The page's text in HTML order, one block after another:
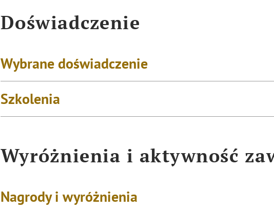
Doświadczenie
Wybrane doświadczenie
Szkolenia
Wyróżnienia i aktywność
Nagrody i wyróżnienia